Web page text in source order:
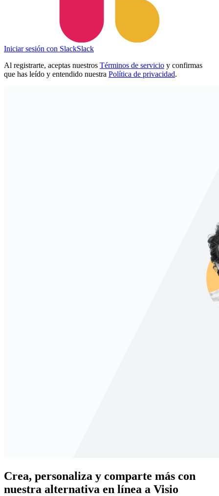
Iniciar sesión con SlackSlack
Al registrarte, aceptas nuestros Términos de servicio y confirmas
que has leído y entendido nuestra Política de privacidad.
Crea, personaliza y comparte más con
nuestra alternativa en línea a Visio